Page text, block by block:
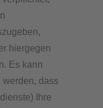
hiergegen
Es kann
dass
Ihre